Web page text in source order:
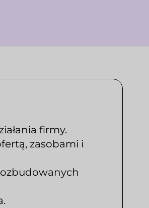
firmy.
zasobami i